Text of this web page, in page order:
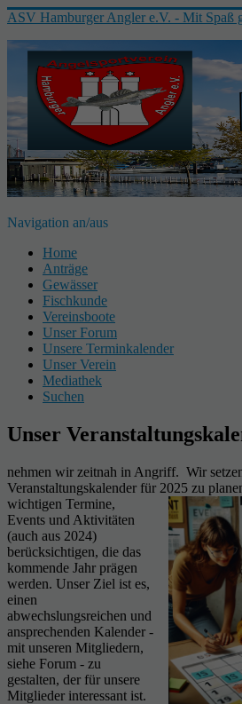
ASV Hamburger Angler e.V. - Mit Spaß
Navigation an/aus
Home
Anträge
Gewässer
Fischkunde
Vereinsboote
Unser Forum
Unsere Terminkalender
Unser Verein
Mediathek
Suchen
Unser
nehmen wir zeitnah in Angriff. Wir
Veranstaltungskalender für 2025 zu
wichtigen Termine,
Events und Aktivitäten
(auch aus 2024)
berücksichtigen, die das
kommende Jahr prägen
werden. Unser Ziel ist es,
einen
abwechslungsreichen und
ansprechenden Kalender -
mit unseren Mitgliedern,
siehe Forum - zu
gestalten, der für unsere
Mitglieder interessant ist.